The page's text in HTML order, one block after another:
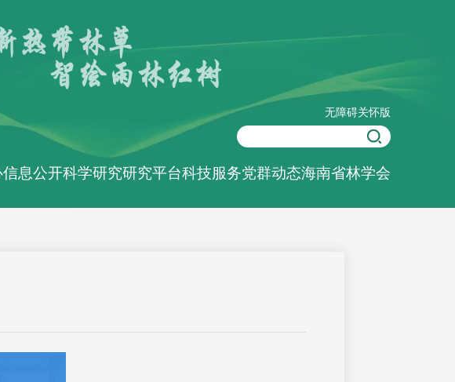
无障碍关怀版
信息公开科学研究研究平台科技服务党群动态海南省林学会